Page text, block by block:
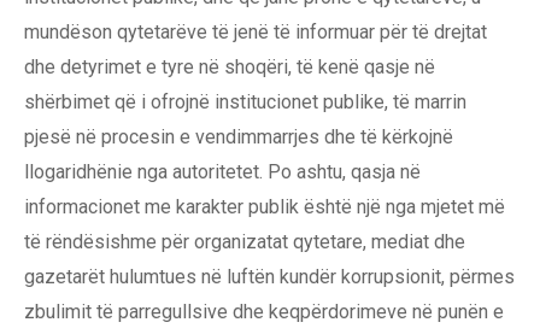
mundëson qytetarëve të jenë të informuar për të drejtat
dhe detyrimet e tyre në shoqëri, të kenë qasje në
shërbimet që i ofrojnë institucionet publike, të marrin
pjesë në procesin e vendimmarrjes dhe të kërkojnë
llogaridhënie nga autoritetet. Po ashtu, qasja në
informacionet me karakter publik është një nga mjetet më
të rëndësishme për organizatat qytetare, mediat dhe
gazetarët hulumtues në luftën kundër korrupsionit, përmes
zbulimit të parregullsive dhe keqpërdorimeve në punën e